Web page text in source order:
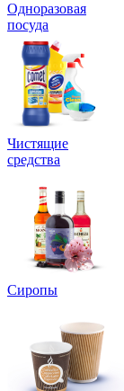
Одноразовая
посуда
Чистящие
средства
Сиропы